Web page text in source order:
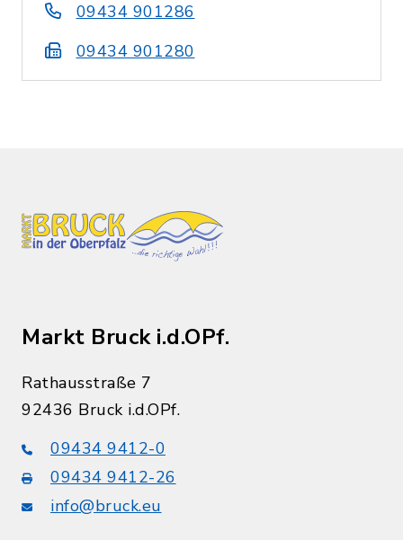
09434 901286
09434 901280
Markt Bruck i.d.OPf.
Rathausstraße 7
92436 Bruck i.d.OPf.
09434 9412-0
09434 9412-26
info@bruck.eu